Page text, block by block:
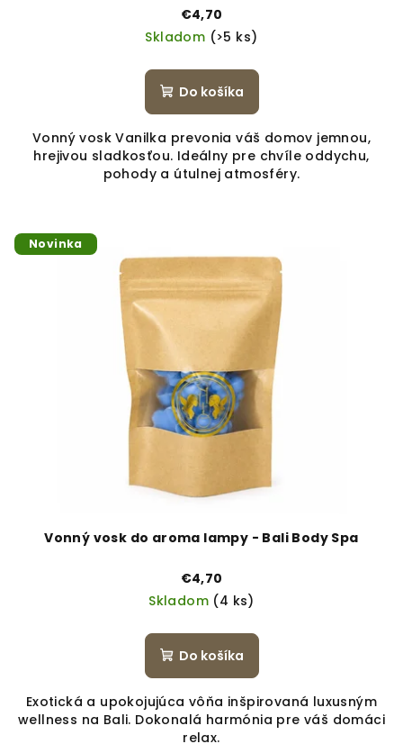
€4,70
Skladom (>5 ks)
Do košíka
Vonný vosk Vanilka prevonia váš domov jemnou,
hrejivou sladkosťou. Ideálny pre chvíle oddychu,
pohody a útulnej atmosféry.
Novinka
Vonný vosk do aroma lampy - Bali Body Spa
€4,70
Skladom (4 ks)
Do košíka
Exotická a upokojujúca vôňa inšpirovaná luxusným
wellness na Bali. Dokonalá harmónia pre váš domáci
relax.